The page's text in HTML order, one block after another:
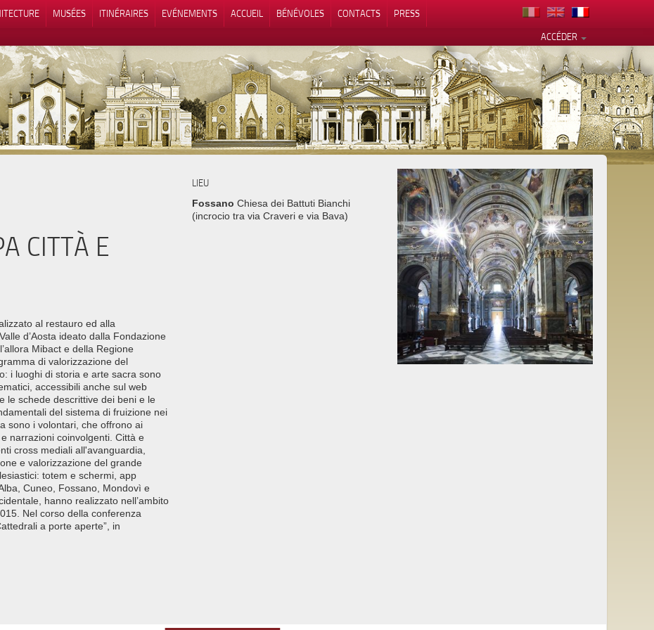
MUSÉES ITINÉRAIRES EVÉNEMENTS ACCUEIL BÉNÉVOLES CONTACTS
PRESS
ACCÉDER
CITTÀ E
al restauro ed alla
d’Aosta ideato dalla Fondazione
Mibact e della Regione
di valorizzazione del
i luoghi di storia e arte sacra sono
accessibili anche sul web
le schede descrittive dei beni e le
del sistema di fruizione nei
sono i volontari, che offrono ai
narrazioni coinvolgenti. Città e
cross mediali all'avanguardia,
e valorizzazione del grande
totem e schermi, app
Cuneo, Fossano, Mondovì e
hanno realizzato nell’ambito
Nel corso della conferenza
a porte aperte”, in
LIEU
Fossano Chiesa dei Battuti Bianchi
(incrocio tra via Craveri e via Bava)
Vos choix en matière de confidentialité